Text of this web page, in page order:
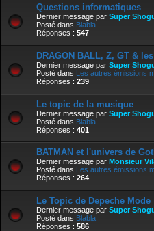
Questions informatiques
Dernier message par Super
Posté dans Blabla
Réponses : 547
DRAGON BALL, Z, GT &
Dernier message par Super
Posté dans Les autres émissions
Réponses : 239
Le topic de la musique
Dernier message par Super
Posté dans Blabla
Réponses : 401
BATMAN et l'univers de
Dernier message par Monsieur
Posté dans
Les autres émissions
Réponses : 264
Le Topic de Depeche Mode
Dernier message par Super
Posté dans Blabla
Réponses : 586